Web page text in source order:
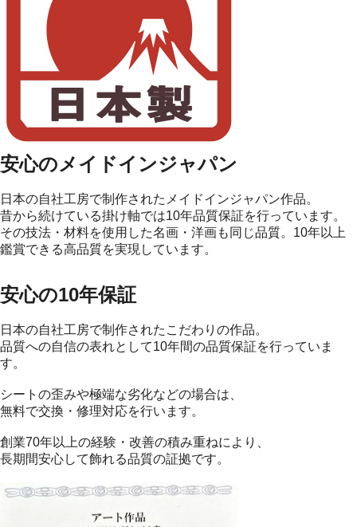
安心のメイドインジャパン
日本の自社工房で制作されたメイドインジャパン作品。
昔から続けている掛け軸では10年品質保証を行っています。
その技法・材料を使用した名画・洋画も同じ品質。10年以上
鑑賞できる高品質を実現しています。
安心の10年保証
日本の自社工房で制作されたこだわりの作品。
品質への自信の表れとして10年間の品質保証を行っていま
す。
シートの歪みや極端な劣化などの場合は、
無料で交換・修理対応を行います。
創業70年以上の経験・改善の積み重ねにより、
長期間安心して飾れる品質の証拠です。